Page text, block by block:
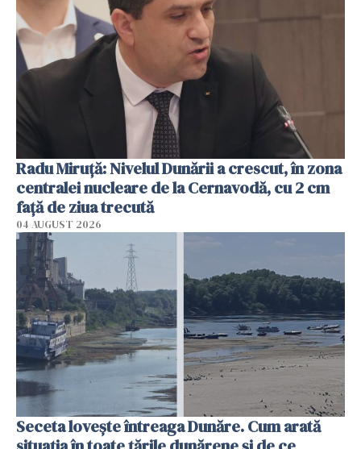
Radu Miruţă: Nivelul Dunării a crescut, în zona
centralei nucleare de la Cernavodă, cu 2 cm
faţă de ziua trecută
04 AUGUST 2026
Seceta lovește întreaga Dunăre. Cum arată